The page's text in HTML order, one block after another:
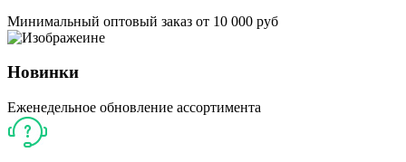
Минимальный оптовый заказ от 10 000 руб
Новинки
Еженедельное обновление ассортимента